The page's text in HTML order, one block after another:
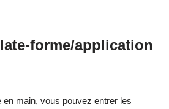
forme/application
main, vous pouvez entrer les